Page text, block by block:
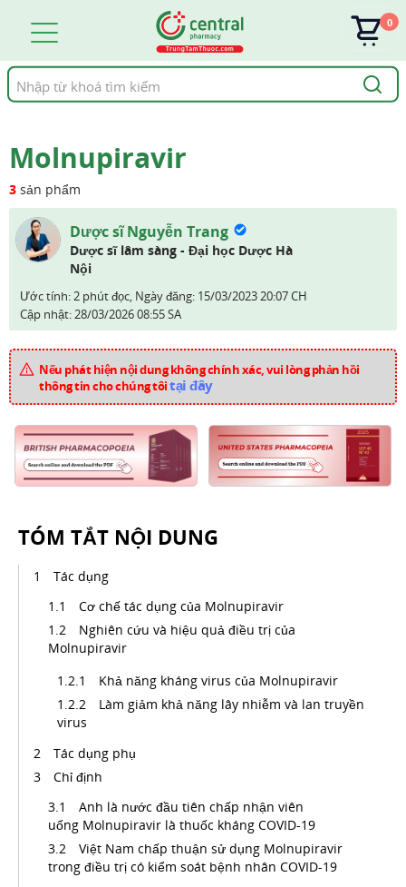
Tìm
kiếm
0
Molnupiravir
3 sản phẩm
Dược sĩ Nguyễn Trang
Dược sĩ lâm sàng - Đại học Dược Hà
Nội
Ước tính: 2 phút đọc, Ngày đăng: 15/03/2023 20:07 CH
Cập nhật:28/03/2026 08:55 SA
Nếu phát hiện nội dung không chính xác, vui lòng phản hồi
thông tin cho chúng tôitại đây
TÓM TẮT NỘI DUNG
Tác dụng
Cơ chế tác dụng của Molnupiravir
Nghiên cứu và hiệu quả điều trị của
Molnupiravir
Khả năng kháng virus của Molnupiravir
Làm giảm khả năng lây nhiễm và lan truyền
virus
Tác dụng phụ
Chỉ định
Anh là nước đầu tiên chấp nhận viên
uống Molnupiravir là thuốc kháng COVID-19
Việt Nam chấp thuận sử dụng Molnupiravir
trong điều trị có kiểm soát bệnh nhân COVID-19